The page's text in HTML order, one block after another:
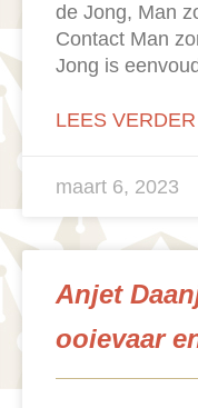
de Jong, Man
Contact Man
Jong is
LEES
maart 6, 2023
Anjet
ooievaar